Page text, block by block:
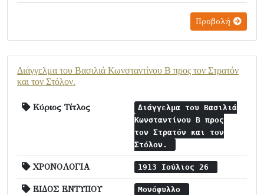
Προβολή
Διάγγελμα του Βασιλιά Κωνσταντίνου Β προς τον Στρατόν
και τον Στόλον.
Κύριος Τίτλος
Διάγγελμα του Βασιλιά
Κωνσταντίνου Β προς
τον Στρατόν και τον
Στόλον.
ΧΡΟΝΟΛΟΓΙΑ 1913 Ιούλιος 26
ΕΙΔΟΣ ΕΝΤΥΠΟΥ
Μονόφυλλο